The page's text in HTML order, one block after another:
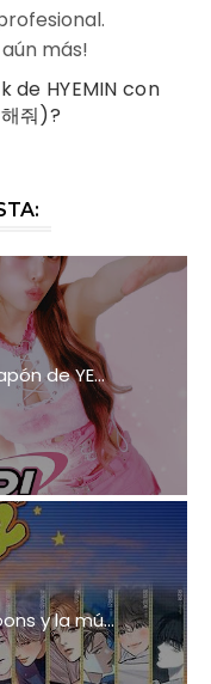
más!
de HYEMIN con
줘)?
de YE...
y la mú...